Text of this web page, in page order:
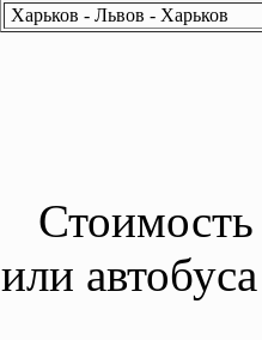
Харьков - Львов - Харьков
Стоимость
или